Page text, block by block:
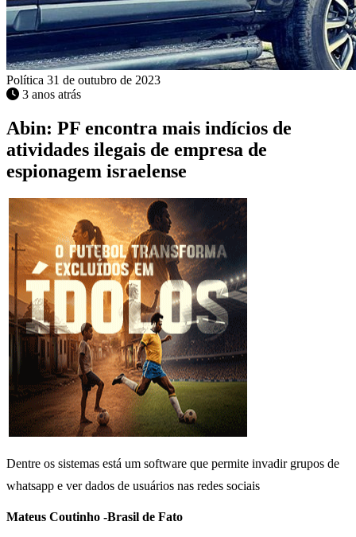
Política 31 de outubro de 2023
3 anos atrás
Abin: PF encontra mais indícios de
atividades ilegais de empresa de
espionagem israelense
Dentre os sistemas está um software que permite invadir grupos de
whatsapp e ver dados de usuários nas redes sociais
Mateus Coutinho -Brasil de Fato